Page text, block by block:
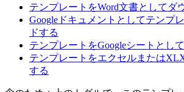
テンプレートをWord文書としてダ
Googleドキュメントとしてテンプ
ドする
テンプレートをGoogleシートとし
テンプレートをエクセルまたは
する